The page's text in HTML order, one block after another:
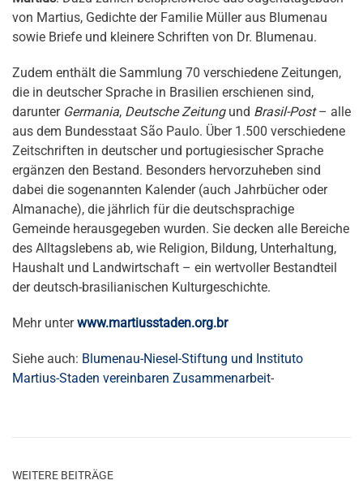
von Martius, Gedichte der Familie Müller aus Blumenau
sowie Briefe und kleinere Schriften von Dr. Blumenau.
Zudem enthält die Sammlung 70 verschiedene Zeitungen,
die in deutscher Sprache in Brasilien erschienen sind,
darunter Germania, Deutsche Zeitungund Brasil-Post– alle
aus dem Bundesstaat São Paulo. Über 1.500 verschiedene
Zeitschriften in deutscher und portugiesischer Sprache
ergänzen den Bestand. Besonders hervorzuheben sind
dabei die sogenannten Kalender (auch Jahrbücher oder
Almanache), die jährlich für die deutschsprachige
Gemeinde herausgegeben wurden. Sie decken alle Bereiche
des Alltagslebens ab, wie Religion, Bildung, Unterhaltung,
Haushalt und Landwirtschaft – ein wertvoller Bestandteil
der deutsch-brasilianischen Kulturgeschichte.
Mehr unterwww.martiusstaden.org.br
Siehe auch: Blumenau-Niesel-Stiftung und Instituto
Martius-Staden vereinbaren Zusammenarbeit-
WEITERE BEITRÄGE